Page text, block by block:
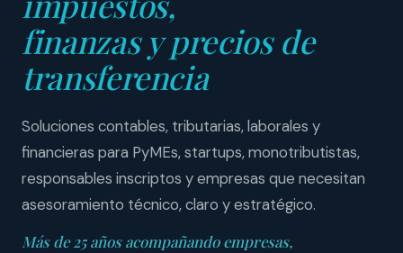
finanzas y precios de
transferencia
Soluciones contables, tributarias, laborales y
financieras para PyMEs, startups, monotributistas,
responsables inscriptos y empresas que necesitan
asesoramiento técnico, claro y estratégico.
Más de 25 años acompañando empresas,